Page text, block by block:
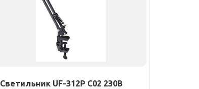
Светильник UF-312P С02 230В